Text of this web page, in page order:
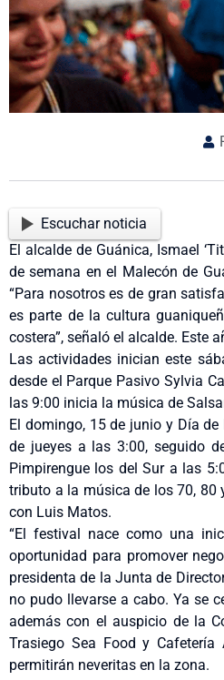
Escuchar noticia
El alcalde de Guánica, Ismael
de semana en el Malecón de
“Para nosotros es de gran
es parte de la cultura
costera”, señaló el alcalde. Este
Las actividades inician este
desde el Parque Pasivo Sylvia
las 9:00 inicia la música de
El domingo, 15 de junio y Día
de jueyes a las 3:00, seguido
Pimpirengue los del Sur a las
tributo a la música de los 70, 80
con Luis Matos.
“El festival nace como una
oportunidad para promover
presidenta de la Junta de
no pudo llevarse a cabo. Ya se
además con el auspicio de la
Trasiego Sea Food y
permitirán neveritas en la zona.